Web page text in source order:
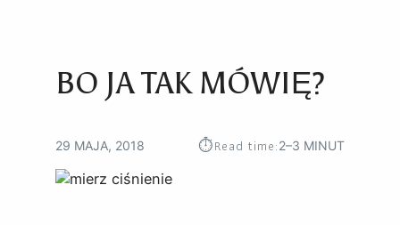
BO JA TAK MÓWIĘ?
29 MAJA, 2018 ⏱︎Read time:2–3 MINUT